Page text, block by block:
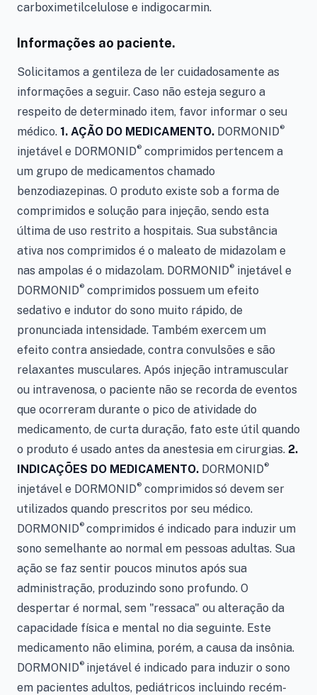
carboximetilcelulose e indigocarmin.
Informações ao paciente.
Solicitamos a gentileza de ler cuidadosamente as
informações a seguir. Caso não esteja seguro a
respeito de determinado item, favor informar o seu
médico. 1. AÇÃO DO MEDICAMENTO. DORMONID®
injetável e DORMONID® comprimidos pertencem a
um grupo de medicamentos chamado
benzodiazepinas. O produto existe sob a forma de
comprimidos e solução para injeção, sendo esta
última de uso restrito a hospitais. Sua substância
ativa nos comprimidos é o maleato de midazolam e
nas ampolas é o midazolam. DORMONID® injetável e
DORMONID® comprimidos possuem um efeito
sedativo e indutor do sono muito rápido, de
pronunciada intensidade. Também exercem um
efeito contra ansiedade, contra convulsões e são
relaxantes musculares. Após injeção intramuscular
ou intravenosa, o paciente não se recorda de eventos
que ocorreram durante o pico de atividade do
medicamento, de curta duração, fato este útil quando
o produto é usado antes da anestesia em cirurgias. 2.
INDICAÇÕES DO MEDICAMENTO. DORMONID®
injetável e DORMONID® comprimidos só devem ser
utilizados quando prescritos por seu médico.
DORMONID® comprimidos é indicado para induzir um
sono semelhante ao normal em pessoas adultas. Sua
ação se faz sentir poucos minutos após sua
administração, produzindo sono profundo. O
despertar é normal, sem "ressaca" ou alteração da
capacidade física e mental no dia seguinte. Este
medicamento não elimina, porém, a causa da insônia.
DORMONID® injetável é indicado para induzir o sono
em pacientes adultos, pediátricos incluindo recém-